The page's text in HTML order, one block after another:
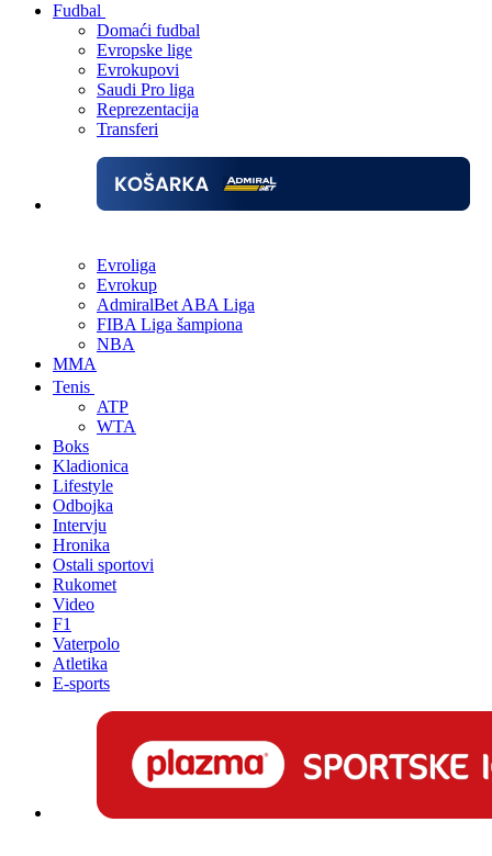
Fudbal
Domaći fudbal
Evropske lige
Evrokupovi
Saudi Pro liga
Reprezentacija
Transferi
Evroliga
Evrokup
AdmiralBet ABA Liga
FIBA Liga šampiona
NBA
MMA
Tenis
ATP
WTA
Boks
Kladionica
Lifestyle
Odbojka
Intervju
Hronika
Ostali sportovi
Rukomet
Video
F1
Vaterpolo
Atletika
E-sports